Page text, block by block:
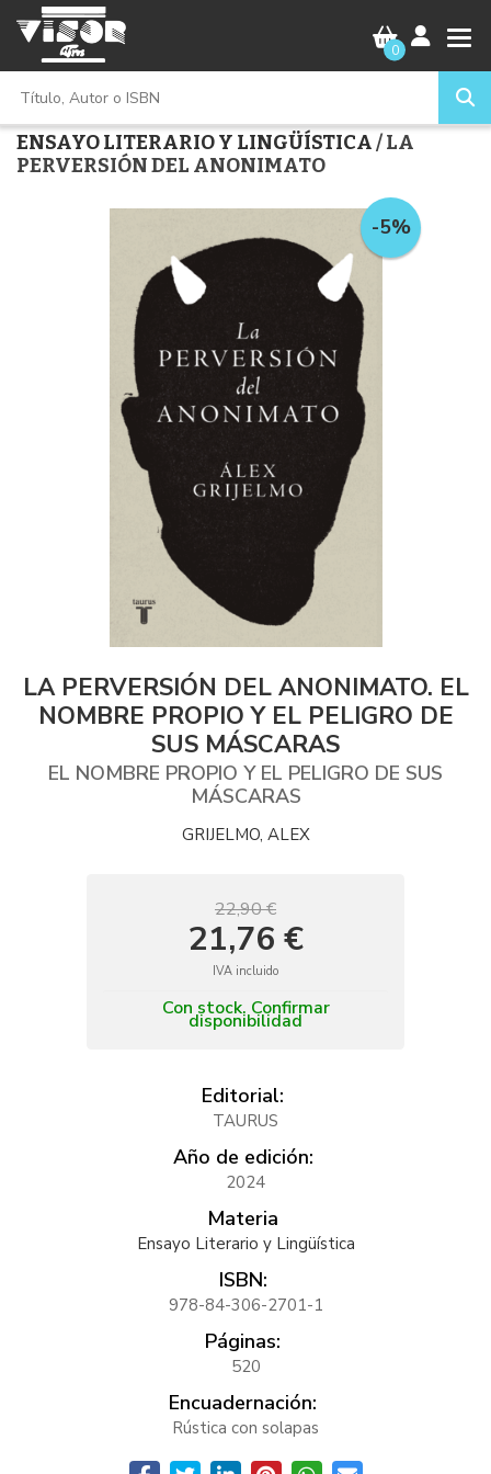
0
ENSAYO LITERARIO Y LINGÜÍSTICA/ LA
PERVERSIÓN DEL ANONIMATO
-5%
LA PERVERSIÓN DEL ANONIMATO. EL
NOMBRE PROPIO Y EL PELIGRO DE
SUS MÁSCARAS
EL NOMBRE PROPIO Y EL PELIGRO DE SUS
MÁSCARAS
GRIJELMO, ALEX
22,90 €
21,76 €
IVA incluido
Con stock. Confirmar
disponibilidad
Editorial:
TAURUS
Año de edición:
2024
Materia
Ensayo Literario y Lingüística
ISBN:
978-84-306-2701-1
Páginas:
520
Encuadernación:
Rústica con solapas